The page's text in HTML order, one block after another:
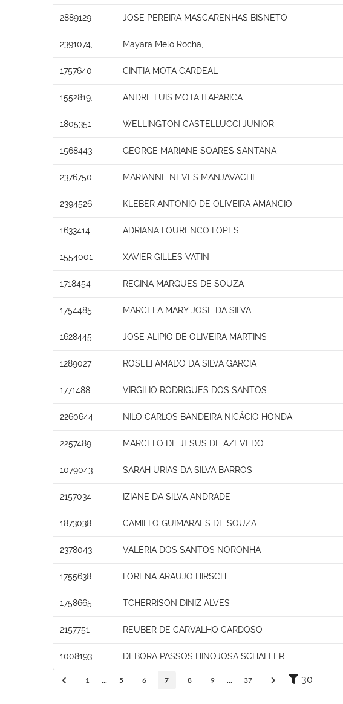
2889129 JOSE PEREIRA MASCARENHAS BISNETO
2391074, Mayara Melo Rocha,
1757640 CINTIA MOTA CARDEAL
1552819, ANDRE LUIS MOTA ITAPARICA
1805351 WELLINGTON CASTELLUCCI JUNIOR
1568443 GEORGE MARIANE SOARES SANTANA
2376750 MARIANNE NEVES MANJAVACHI
2394526 KLEBER ANTONIO DE OLIVEIRA AMANCIO
1633414 ADRIANA LOURENCO LOPES
1554001 XAVIER GILLES VATIN
1718454 REGINA MARQUES DE SOUZA
1754485 MARCELA MARY JOSE DA SILVA
1628445 JOSE ALIPIO DE OLIVEIRA MARTINS
1289027 ROSELI AMADO DA SILVA GARCIA
1771488 VIRGILIO RODRIGUES DOS SANTOS
2260644 NILO CARLOS BANDEIRA NICÁCIO HONDA
2257489 MARCELO DE JESUS DE AZEVEDO
1079043 SARAH URIAS DA SILVA BARROS
2157034 IZIANE DA SILVA ANDRADE
1873038 CAMILLO GUIMARAES DE SOUZA
2378043 VALERIA DOS SANTOS NORONHA
1755638 LORENA ARAUJO HIRSCH
1758665 TCHERRISON DINIZ ALVES
2157751 REUBER DE CARVALHO CARDOSO
1008193 DEBORA PASSOS HINOJOSA SCHAFFER
1 5 6 7 8 9 37 30